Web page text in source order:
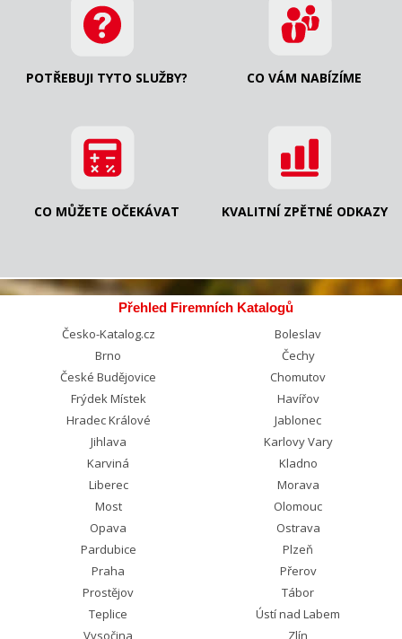
POTŘEBUJI TYTO SLUŽBY? CO VÁM NABÍZÍME
CO MŮŽETE OČEKÁVAT KVALITNÍ ZPĚTNÉ ODKAZY
Přehled Firemních Katalogů
Česko-Katalog.cz
Boleslav
Brno
Čechy
České Budějovice
Chomutov
Frýdek Místek
Havířov
Hradec Králové
Jablonec
Jihlava
Karlovy Vary
Karviná
Kladno
Liberec
Morava
Most
Olomouc
Opava
Ostrava
Pardubice
Plzeň
Praha
Přerov
Prostějov
Tábor
Teplice
Ústí nad Labem
Vysočina
Zlín